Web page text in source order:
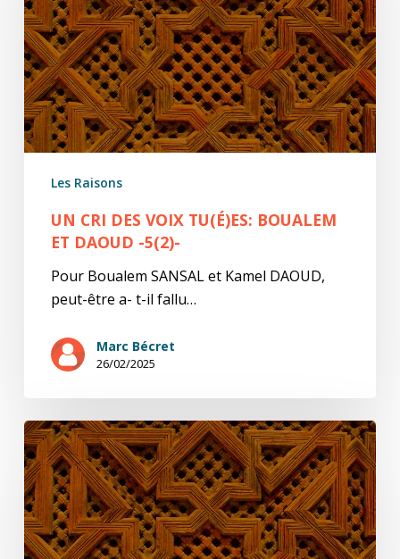
tu(é)es:
Boualem
et
Daoud
-5(2)-
Les Raisons
UN CRI DES VOIX TU(É)ES: BOUALEM
ET DAOUD -5(2)-
Pour Boualem SANSAL et Kamel DAOUD,
peut-être a- t-il fallu…
Marc Bécret
26/02/2025
Un
cri
des
voix
tu(é)es:
Boualem